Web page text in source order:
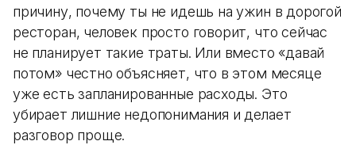
причину, почему ты не идешь на ужин в дорогой
ресторан, человек просто говорит, что сейчас
не планирует такие траты. Или вместо «давай
потом» честно объясняет, что в этом месяце
уже есть запланированные расходы. Это
убирает лишние недопонимания и делает
разговор проще.